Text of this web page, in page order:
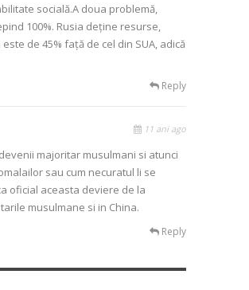
socială.A doua problemă,
100%. Rusia deţine resurse,
de 45% faţă de cel din SUA, adică
Reply
11 ani ago
majoritar musulmani si atunci
sau cum necuratul li se
oficial aceasta deviere de la
musulmane si in China.
Reply